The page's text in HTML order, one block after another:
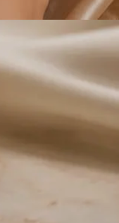
काहीतरी खास
लटकन असलेली गोल्डन